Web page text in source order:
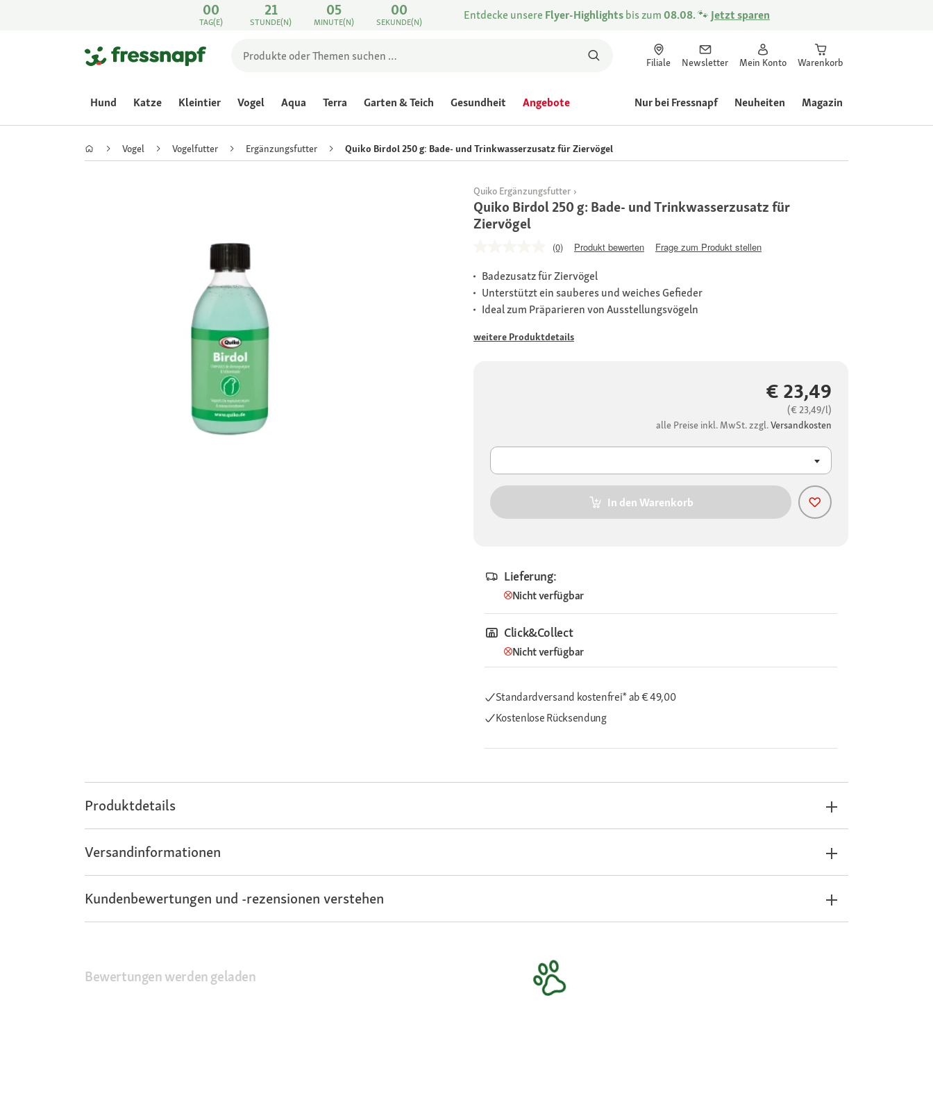
00
TAG(E)
21
STUNDE(N)
05
MINUTE(N)
00
SEKUNDE(N) Entdecke unsere Flyer-Highlightsbis zum08.08.🐾 Jetzt sparen
Filiale Newsletter Mein Konto Warenkorb
Hund Katze Kleintier Vogel Aqua Terra Garten & Teich Gesundheit Angebote Nur bei Fressnapf Neuheiten Magazin
Vogel Vogelfutter Ergänzungsfutter Quiko Birdol 250 g: Bade- und Trinkwasserzusatz für Ziervögel
Quiko Ergänzungsfutter
Quiko Birdol 250 g: Bade- und Trinkwasserzusatz für
Ziervögel
(0) Produkt bewerten Frage zum Produkt stellen
Badezusatz für Ziervögel
Unterstützt ein sauberes und weiches Gefieder
Ideal zum Präparieren von Ausstellungsvögeln
weitere Produktdetails
€ 23,49
(€ 23,49/l)
alle Preise inkl. MwSt. zzgl.Versandkosten
In den Warenkorb
Lieferung:
Nicht verfügbar
Click&Collect
Nicht verfügbar
Standardversand kostenfrei*ab € 49,00
Kostenlose Rücksendung
Produktdetails
Versandinformationen
Kundenbewertungen und -rezensionen verstehen
Bewertungen werden geladen